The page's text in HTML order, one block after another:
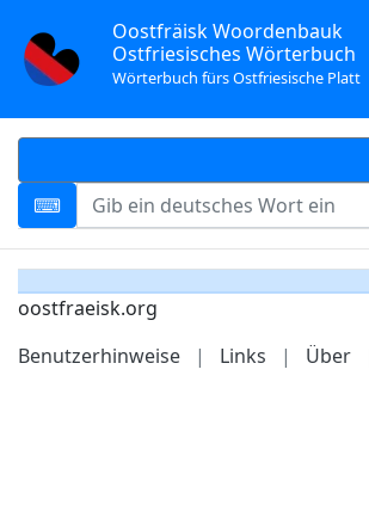
Oostfräisk Woordenbauk
Ostfriesisches Wörterbuch
Wörterbuch fürs Ostfriesische Platt
oostfraeisk.org
Benutzerhinweise
| Links | Über